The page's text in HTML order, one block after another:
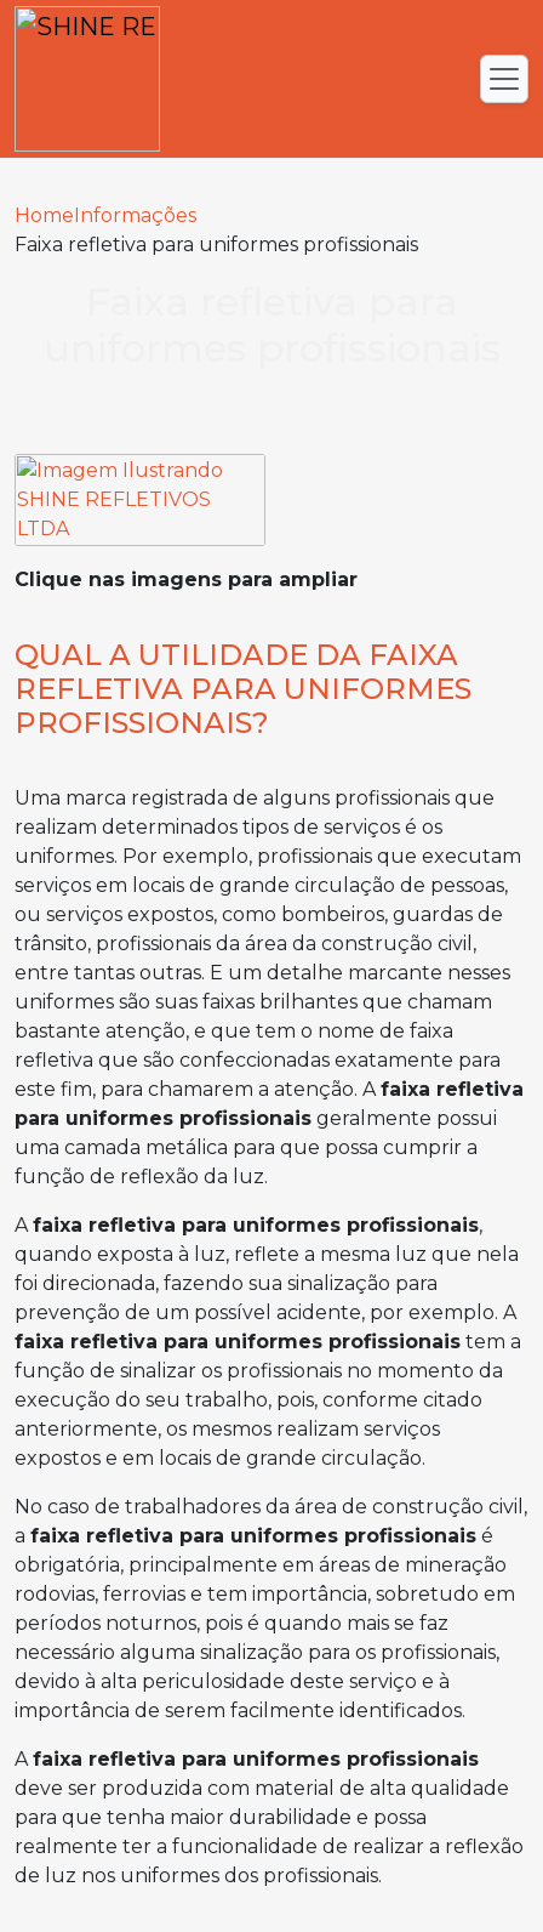
HomeInformações
Faixa refletiva para uniformes profissionais
Clique nas imagens para ampliar
QUAL A UTILIDADE DA FAIXA
REFLETIVA PARA UNIFORMES
PROFISSIONAIS?
Uma marca registrada de alguns profissionais que
realizam determinados tipos de serviços é os
uniformes. Por exemplo, profissionais que executam
serviços em locais de grande circulação de pessoas,
ou serviços expostos, como bombeiros, guardas de
trânsito, profissionais da área da construção civil,
entre tantas outras. E um detalhe marcante nesses
uniformes são suas faixas brilhantes que chamam
bastante atenção, e que tem o nome de faixa
refletiva que são confeccionadas exatamente para
este fim, para chamarem a atenção. Afaixa refletiva
para uniformes profissionais geralmente possui
uma camada metálica para que possa cumprir a
função de reflexão da luz.
Afaixa refletiva para uniformes profissionais,
quando exposta à luz, reflete a mesma luz que nela
foi direcionada, fazendo sua sinalização para
prevenção de um possível acidente, por exemplo. A
faixa refletiva para uniformes profissionais tem a
função de sinalizar os profissionais no momento da
execução do seu trabalho, pois, conforme citado
anteriormente, os mesmos realizam serviços
expostos e em locais de grande circulação.
No caso de trabalhadores da área de construção civil,
a faixa refletiva para uniformes profissionais é
obrigatória, principalmente em áreas de mineração
rodovias, ferrovias e tem importância, sobretudo em
períodos noturnos, pois é quando mais se faz
necessário alguma sinalização para os profissionais,
devido à alta periculosidade deste serviço e à
importância de serem facilmente identificados.
Afaixa refletiva para uniformes profissionais
deve ser produzida com material de alta qualidade
para que tenha maior durabilidade e possa
realmente ter a funcionalidade de realizar a reflexão
de luz nos uniformes dos profissionais.